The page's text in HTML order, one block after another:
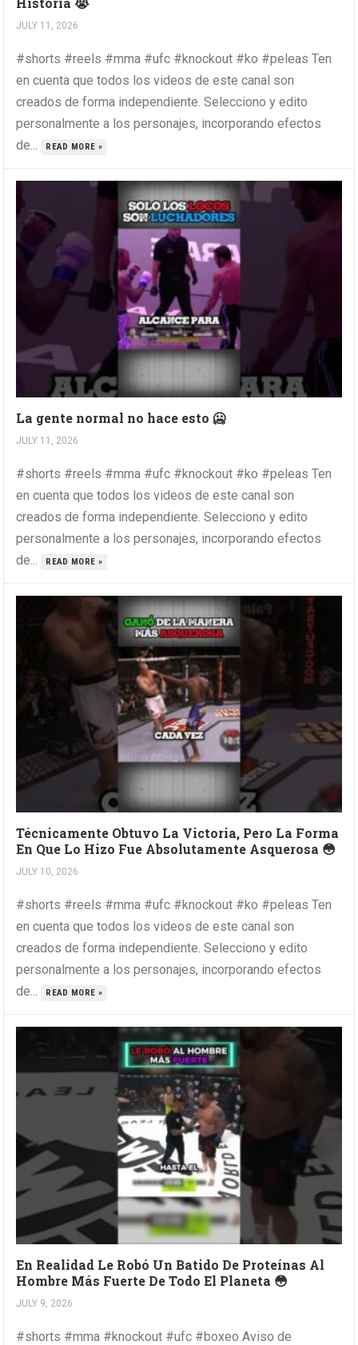
JULY 11, 2026
#shorts #reels #mma #ufc #knockout #ko #peleas Ten
en cuenta que todos los videos de este canal son
creados de forma independiente. Selecciono y edito
personalmente a los personajes, incorporando efectos
de...
READ MORE »
La gente normal no hace esto 🥶
JULY 11, 2026
#shorts #reels #mma #ufc #knockout #ko #peleas Ten
en cuenta que todos los videos de este canal son
creados de forma independiente. Selecciono y edito
personalmente a los personajes, incorporando efectos
de...
READ MORE »
Técnicamente Obtuvo La Victoria, Pero La Forma
En Que Lo Hizo Fue Absolutamente Asquerosa 😳
JULY 10, 2026
#shorts #reels #mma #ufc #knockout #ko #peleas Ten
en cuenta que todos los videos de este canal son
creados de forma independiente. Selecciono y edito
personalmente a los personajes, incorporando efectos
de...
READ MORE »
En Realidad Le Robó Un Batido De Proteínas Al
Hombre Más Fuerte De Todo El Planeta 😳
JULY 9, 2026
#shorts #mma #knockout #ufc #boxeo Aviso de